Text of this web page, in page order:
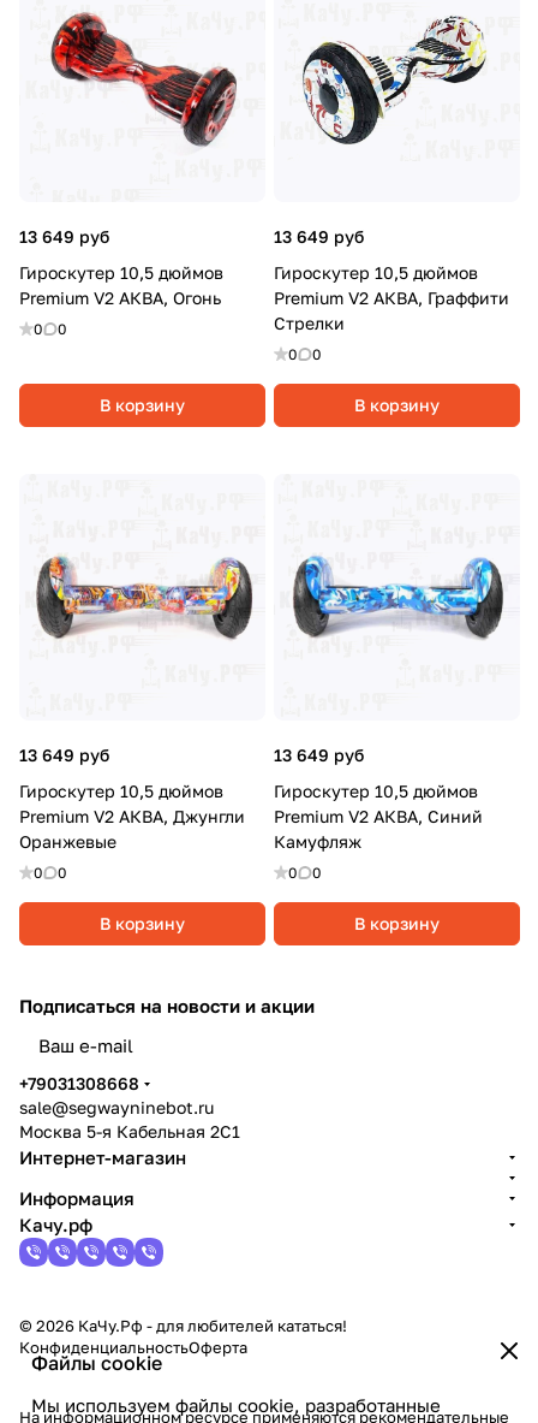
13 649 руб
Гироскутер 10,5 дюймов
Premium V2 АКВА, Огонь
0 0
В корзину
13 649 руб
Гироскутер 10,5 дюймов
Premium V2 АКВА, Граффити
Стрелки
0 0
В корзину
13 649 руб
Гироскутер 10,5 дюймов
Premium V2 АКВА, Джунгли
Оранжевые
0 0
В корзину
13 649 руб
Гироскутер 10,5 дюймов
Premium V2 АКВА, Синий
Камуфляж
0 0
В корзину
Файлы cookie
Мы используем файлы cookie, разработанные
Подписаться на новости и акции
+79031308668
sale@segwayninebot.ru
Москва 5-я Кабельная 2С1
Интернет-магазин
Информация
Качу.рф
© 2026 КаЧу.Рф - для любителей кататься!
КонфиденциальностьОферта
На информационном ресурсе применяютсярекомендательные